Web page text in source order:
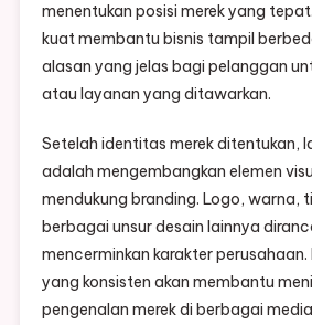
menentukan posisi merek yang
kuat membantu bisnis tampil
alasan yang jelas bagi pelanggan
atau layanan yang ditawarkan.
Setelah identitas merek ditentukan,
adalah mengembangkan elemen
mendukung branding. Logo, warna,
berbagai unsur desain lainnya
mencerminkan karakter
yang konsisten akan membantu
pengenalan merek di berbagai